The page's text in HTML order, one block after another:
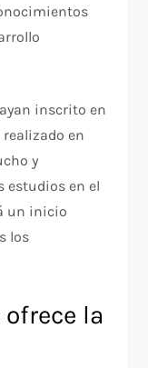
inscrito en
en
y
estudios en el
un inicio
los
la